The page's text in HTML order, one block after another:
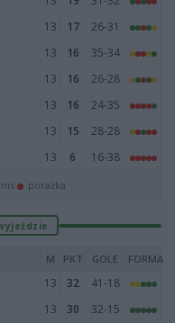
13 17
26-31
13 16
35-34
13 16
26-28
13 16
24-35
13 15
28-28
13 6 16-38
porażka
M PKT GOLE FORMA
13 32
41-18
13 30
32-15